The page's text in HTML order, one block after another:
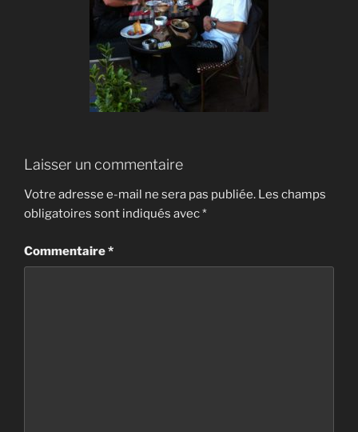
Laisser un commentaire
Votre adresse e-mail ne sera pas publiée. Les champs
obligatoires sont indiqués avec*
Commentaire*